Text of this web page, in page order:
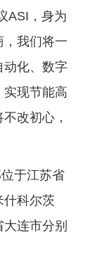
ASI，身为
我们将一
动化、数字
现节能高
改初心，
于江苏省
什科尔茨
连市分别